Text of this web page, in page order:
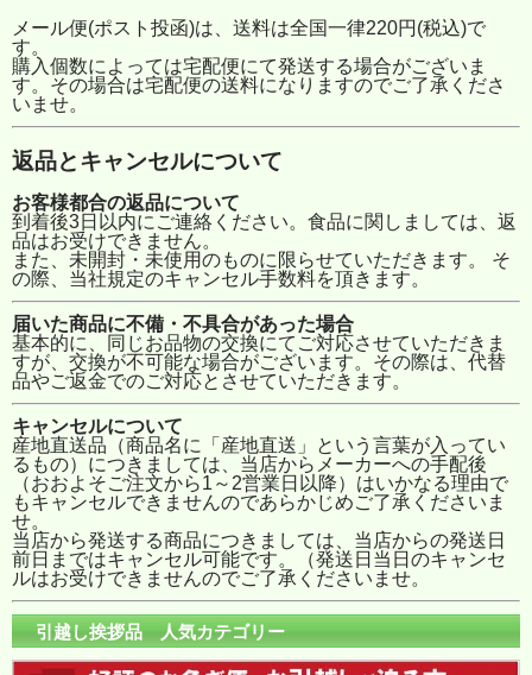
メール便(ポスト投函)は、送料は全国一律220円(税込)で
す。
購入個数によっては宅配便にて発送する場合がございま
す。その場合は宅配便の送料になりますのでご了承くださ
いませ。
返品とキャンセルについて
お客様都合の返品について
到着後3日以内にご連絡ください。食品に関しましては、返
品はお受けできません。
また、未開封・未使用のものに限らせていただきます。 そ
の際、当社規定のキャンセル手数料を頂きます。
届いた商品に不備・不具合があった場合
基本的に、同じお品物の交換にてご対応させていただきま
すが、交換が不可能な場合がございます。その際は、代替
品やご返金でのご対応とさせていただきます。
キャンセルについて
産地直送品（商品名に「産地直送」という言葉が入ってい
るもの）につきましては、当店からメーカーへの手配後
（おおよそご注文から1～2営業日以降）はいかなる理由で
もキャンセルできませんのであらかじめご了承くださいま
せ。
当店から発送する商品につきましては、当店からの発送日
前日まではキャンセル可能です。（発送日当日のキャンセ
ルはお受けできませんのでご了承くださいませ。
引越し挨拶品 人気カテゴリー